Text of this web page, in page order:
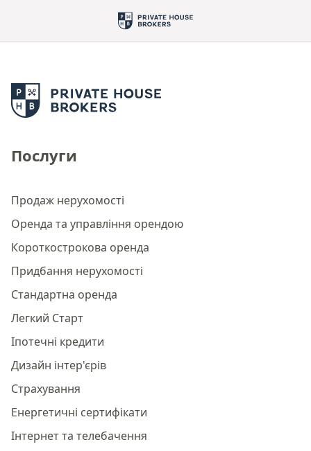
Послуги
Продаж нерухомості
Оренда та управління орендою
Короткострокова оренда
Придбання нерухомості
Стандартна оренда
Легкий Старт
Іпотечні кредити
Дизайн інтер'єрів
Страхування
Енергетичні сертифікати
Інтернет та телебачення